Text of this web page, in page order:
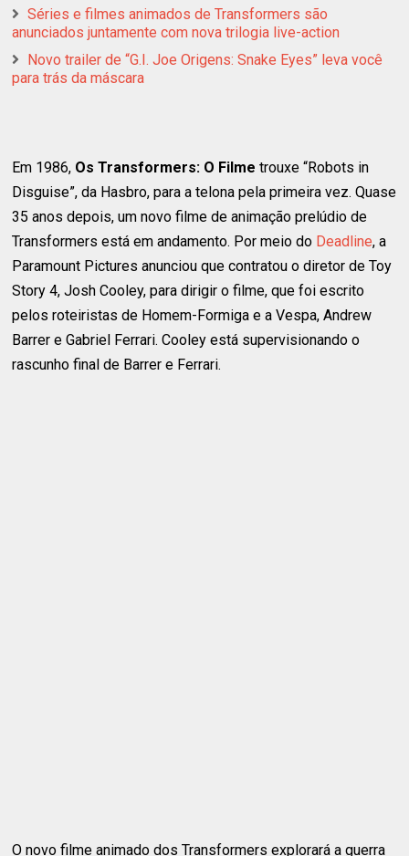
Séries e filmes animados de Transformers são
anunciados juntamente com nova trilogia live-action
Novo trailer de “G.I. Joe Origens: Snake Eyes” leva você
para trás da máscara
Em 1986, Os Transformers: O Filmetrouxe “Robots in
Disguise”, da Hasbro, para a telona pela primeira vez. Quase
35 anos depois, um novo filme de animação prelúdio de
Transformers está em andamento. Por meio do Deadline, a
Paramount Pictures anunciou que contratou o diretor de Toy
Story 4, Josh Cooley, para dirigir o filme, que foi escrito
pelos roteiristas de Homem-Formiga e a Vespa, Andrew
Barrer e Gabriel Ferrari. Cooley está supervisionando o
rascunho final de Barrer e Ferrari.
O novo filme animado dos Transformers explorará a guerra